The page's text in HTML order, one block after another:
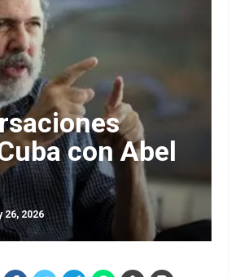
con Abel
26, 2026